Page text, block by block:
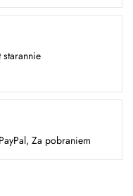
starannie
Za pobraniem